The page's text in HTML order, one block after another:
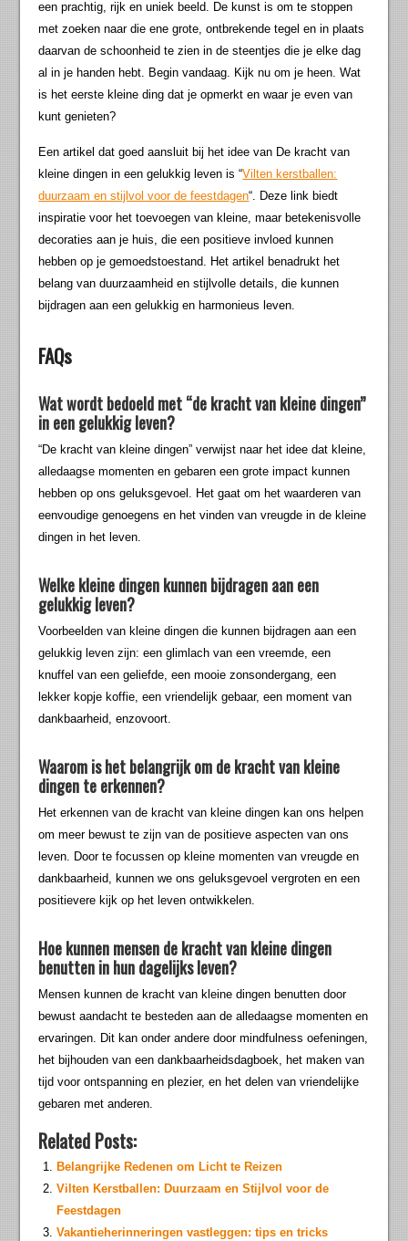
een prachtig, rijk en uniek beeld. De kunst is om te stoppen
met zoeken naar die ene grote, ontbrekende tegel en in plaats
daarvan de schoonheid te zien in de steentjes die je elke dag
al in je handen hebt. Begin vandaag. Kijk nu om je heen. Wat
is het eerste kleine ding dat je opmerkt en waar je even van
kunt genieten?
Een artikel dat goed aansluit bij het idee van De kracht van
kleine dingen in een gelukkig leven is “Vilten kerstballen:
duurzaam en stijlvol voor de feestdagen“. Deze link biedt
inspiratie voor het toevoegen van kleine, maar betekenisvolle
decoraties aan je huis, die een positieve invloed kunnen
hebben op je gemoedstoestand. Het artikel benadrukt het
belang van duurzaamheid en stijlvolle details, die kunnen
bijdragen aan een gelukkig en harmonieus leven.
FAQs
Wat wordt bedoeld met “de kracht van kleine dingen”
in een gelukkig leven?
“De kracht van kleine dingen” verwijst naar het idee dat kleine,
alledaagse momenten en gebaren een grote impact kunnen
hebben op ons geluksgevoel. Het gaat om het waarderen van
eenvoudige genoegens en het vinden van vreugde in de kleine
dingen in het leven.
Welke kleine dingen kunnen bijdragen aan een
gelukkig leven?
Voorbeelden van kleine dingen die kunnen bijdragen aan een
gelukkig leven zijn: een glimlach van een vreemde, een
knuffel van een geliefde, een mooie zonsondergang, een
lekker kopje koffie, een vriendelijk gebaar, een moment van
dankbaarheid, enzovoort.
Waarom is het belangrijk om de kracht van kleine
dingen te erkennen?
Het erkennen van de kracht van kleine dingen kan ons helpen
om meer bewust te zijn van de positieve aspecten van ons
leven. Door te focussen op kleine momenten van vreugde en
dankbaarheid, kunnen we ons geluksgevoel vergroten en een
positievere kijk op het leven ontwikkelen.
Hoe kunnen mensen de kracht van kleine dingen
benutten in hun dagelijks leven?
Mensen kunnen de kracht van kleine dingen benutten door
bewust aandacht te besteden aan de alledaagse momenten en
ervaringen. Dit kan onder andere door mindfulness oefeningen,
het bijhouden van een dankbaarheidsdagboek, het maken van
tijd voor ontspanning en plezier, en het delen van vriendelijke
gebaren met anderen.
Related Posts:
Belangrijke Redenen om Licht te Reizen
Vilten Kerstballen: Duurzaam en Stijlvol voor de
Feestdagen
Vakantieherinneringen vastleggen: tips en tricks